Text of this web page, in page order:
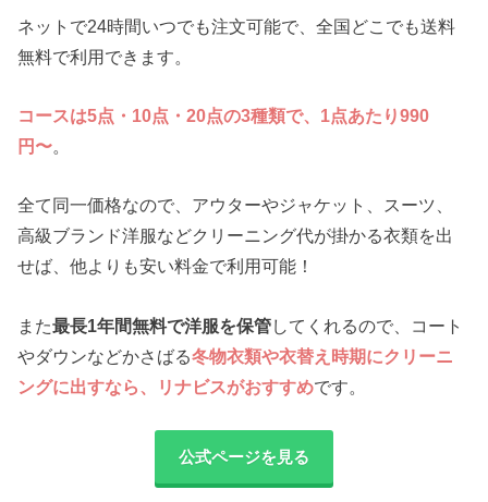
ネットで24時間いつでも注文可能で、全国どこでも送料
無料で利用できます。
コースは5点・10点・20点の3種類で、1点あたり990
円〜。
全て同一価格なので、アウターやジャケット、スーツ、
高級ブランド洋服などクリーニング代が掛かる衣類を出
せば、他よりも安い料金で利用可能！
また最長1年間無料で洋服を保管してくれるので、コート
やダウンなどかさばる冬物衣類や衣替え時期にクリーニ
ングに出すなら、リナビスがおすすめです。
公式ページを見る